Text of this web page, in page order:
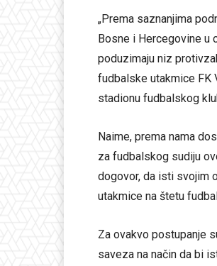
„Prema saznanjima
Bosne i Hercegovine u
poduzimaju niz
fudbalske utakmice FK
stadionu fudbalskog
Naime, prema nama
za fudbalskog sudiju
dogovor, da isti svojim
utakmice na štetu
Za ovakvo postupanje
saveza na način da bi